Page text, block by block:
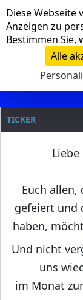
Navigation
Clanname
TICKER
Euch allen,
gefeiert und
haben,
Und nicht
uns
im Monat
Cookie-
Diese Webseite
Anzeigen zu
Bestimmen Sie,
Alle